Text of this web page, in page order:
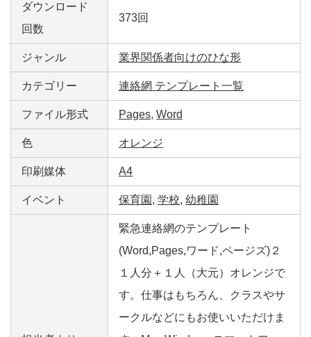
ダウンロード
回数
373回
ジャンル 業界関係者向けのひな形
カテゴリー 連絡網 テンプレート一覧
ファイル形式 Pages, Word
色 オレンジ
印刷媒体 A4
イベント 保育園 , 学校, 幼稚園
緊急連絡網のテンプレート
(Word,Pages,ワード,ページズ)２
１人分＋１人（大元）オレンジで
す。仕事はもちろん、クラスやサ
ークルなどにもお使いいただけま